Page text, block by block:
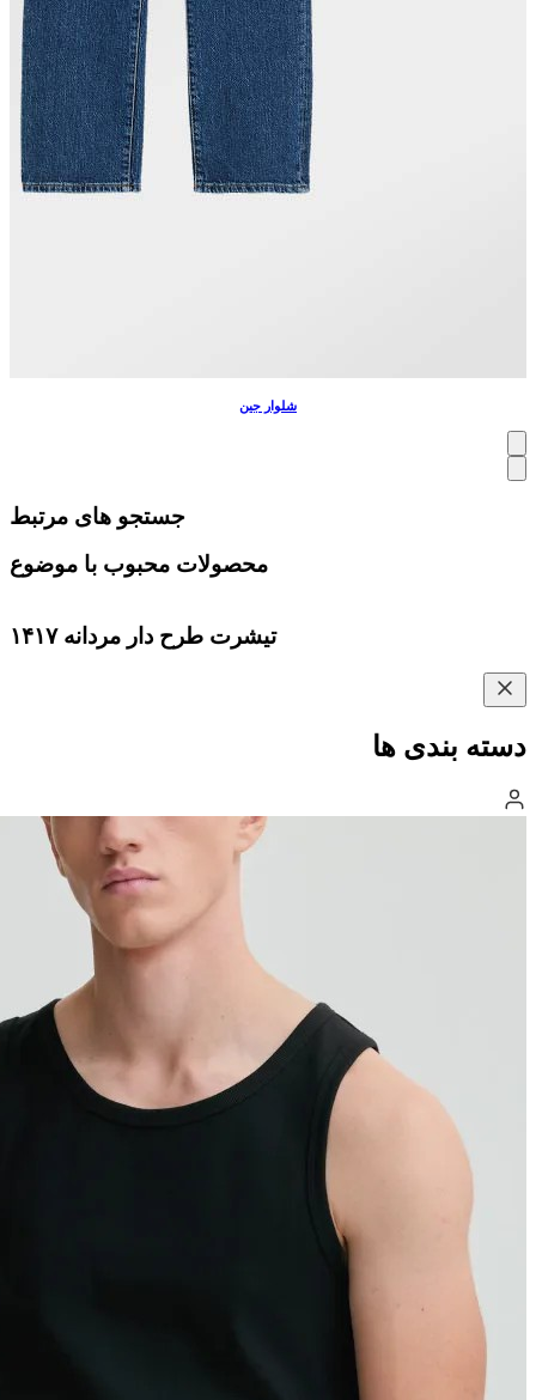
شلوار جین
جستجو های مرتبط
محصولات محبوب با موضوع
تیشرت طرح دار مردانه ۱۴۱۷
دسته بندی ها